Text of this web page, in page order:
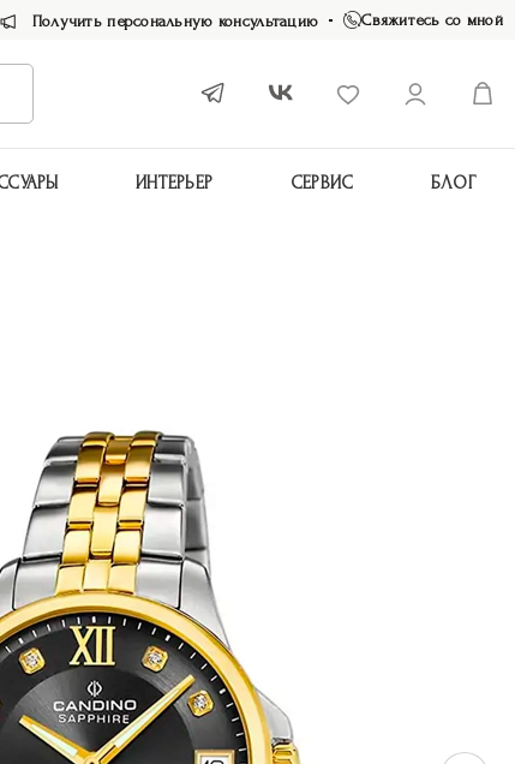
Получить персональную консультацию Свяжитесь со мной
ИНТЕРЬЕР СЕРВИС БЛОГ